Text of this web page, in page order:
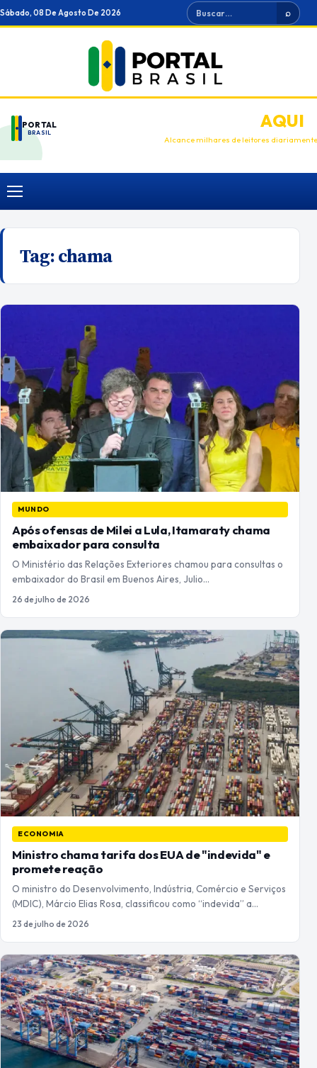
Ir
para
Sábado, 08 De Agosto De 2026 Buscar ⌕
PORTAL
BRASIL
ANUNCIEAQUI
Alcance milhares de leitores diariamente
Menu
Tag:chama
MUNDO
Após ofensas de Milei a Lula, Itamaraty chama
embaixador para consulta
O Ministério das Relações Exteriores chamou para consultas o
embaixador do Brasil em Buenos Aires, Julio…
26 de julho de 2026
ECONOMIA
Ministro chama tarifa dos EUA de "indevida" e
promete reação
O ministro do Desenvolvimento, Indústria, Comércio e Serviços
(MDIC), Márcio Elias Rosa, classificou como “indevida” a…
23 de julho de 2026